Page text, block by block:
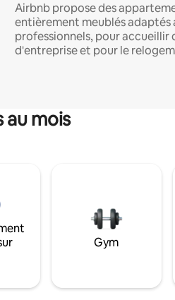
Airbnb propose des
entièrement meublés adaptés
professionnels, pour accueillir
d'entreprise et pour le
au mois
Gym